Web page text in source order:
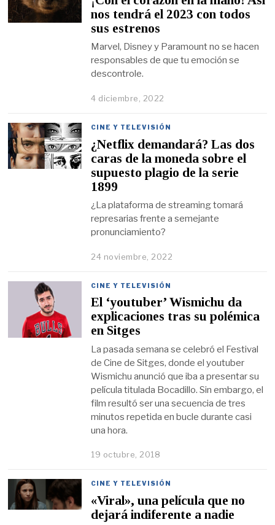
nos tendrá el 2023 con todos
sus estrenos
Marvel, Disney y Paramount no se hacen
responsables de que tu emoción se
descontrole.
4 diciembre, 2022
CINE Y TELEVISIÓN
¿Netflix demandará? Las dos
caras de la moneda sobre el
supuesto plagio de la serie
1899
¿La plataforma de streaming tomará
represarias frente a semejante
pronunciamiento?
24 noviembre, 2022
CINE Y TELEVISIÓN
El ‘youtuber’ Wismichu da
explicaciones tras su polémica
en Sitges
La pasada semana se celebró el Festival
de Cine de Sitges, donde el youtuber
Wismichu anunció que iba a presentar su
película titulada Bocadillo. Sin embargo, el
film resultó ser una secuencia de tres
minutos repetida en bucle durante casi
una hora.
19 octubre, 2018
CINE Y TELEVISIÓN
«Viral», una película que no
dejará indiferente a nadie